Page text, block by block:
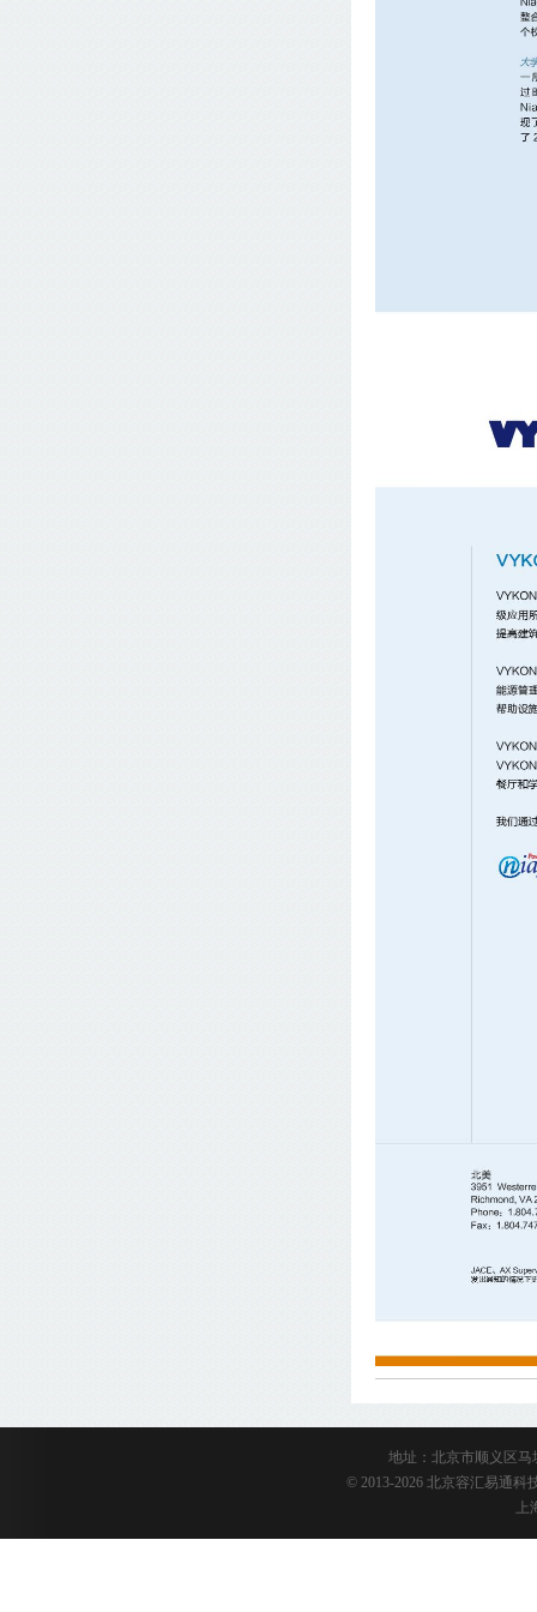
地址：北京市顺义区马
© 2013-2026 北京容汇易通